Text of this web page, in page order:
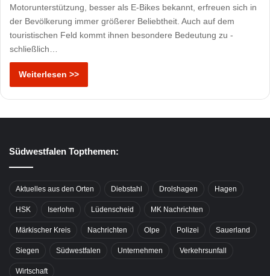
Motorunterstützung, besser als E-Bikes bekannt, erfreuen sich in
der Bevölkerung immer größerer Beliebtheit. Auch auf dem
touristischen Feld kommt ihnen besondere Bedeutung zu -
schließlich…
Weiterlesen >>
Südwestfalen Topthemen:
Aktuelles aus den Orten Diebstahl Drolshagen Hagen
HSK Iserlohn Lüdenscheid MK Nachrichten
Märkischer Kreis Nachrichten Olpe Polizei Sauerland
Siegen Südwestfalen Unternehmen Verkehrsunfall
Wirtschaft